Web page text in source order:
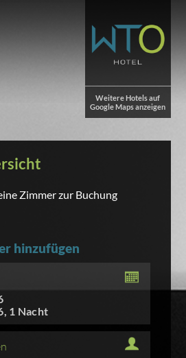
Weitere Hotels auf
Google Maps anzeigen
Zimmer zur Buchung
hinzufügen
1 Nacht